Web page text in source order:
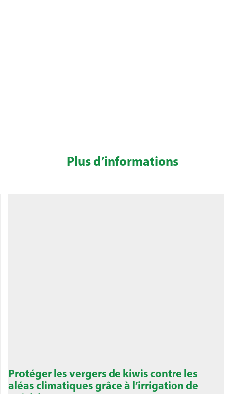
Plus d’informations
Protéger les vergers de kiwis contre les
aléas climatiques grâce à l’irrigation de